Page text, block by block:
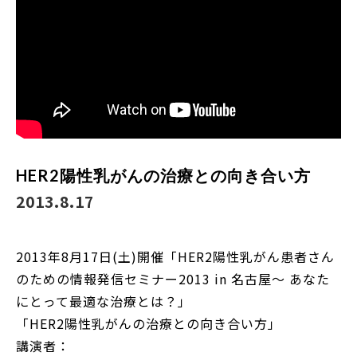
HER2陽性乳がんの治療との向き合い方
2013.8.17
2013年8月17日(土)開催「HER2陽性乳がん患者さん
のための情報発信セミナー2013 in 名古屋〜 あなた
にとって最適な治療とは？」
「HER2陽性乳がんの治療との向き合い方」
講演者：